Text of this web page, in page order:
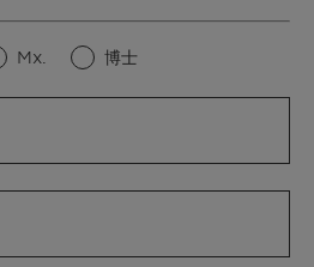
Mx. 博士